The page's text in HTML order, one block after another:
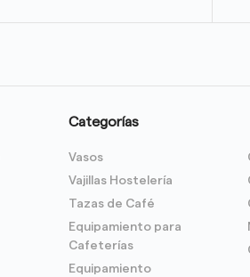
Categorías
Vasos
Vajillas Hostelería
Tazas de Café
Equipamiento para
Cafeterías
Equipamiento